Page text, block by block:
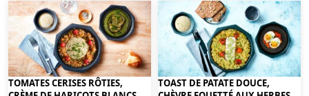
TOMATES CERISES RÔTIES,
TOAST DE PATATE DOUCE,